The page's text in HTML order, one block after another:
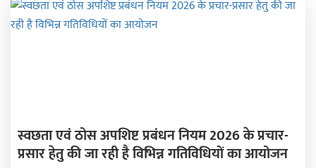
स्वछता एवं ठोस अपशिष्ट प्रबंधन नियम 2026 के प्रचार-
प्रसार हेतु की जा रही है विभिन्न गतिविधियों का आयोजन